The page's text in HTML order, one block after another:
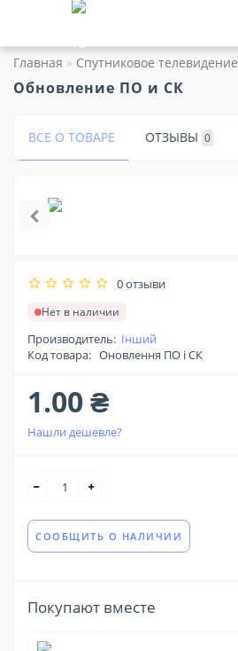
Главная Спутниковое телевидение
Обновление ПО и СК
ВСЕ О ТОВАРЕ ОТЗЫВЫ 0
0 отзыви
Нет в наличии
Производитель: Інший
Код товара: Оновлення ПО і СК
1.00 ₴
Нашли дешевле?
СООБЩИТЬ О НАЛИЧИИ
Покупают вместе